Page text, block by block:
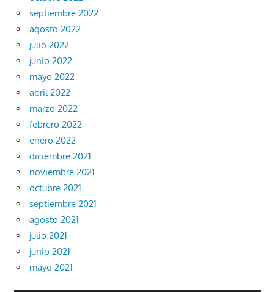
septiembre 2022
agosto 2022
julio 2022
junio 2022
mayo 2022
abril 2022
marzo 2022
febrero 2022
enero 2022
diciembre 2021
noviembre 2021
octubre 2021
septiembre 2021
agosto 2021
julio 2021
junio 2021
mayo 2021